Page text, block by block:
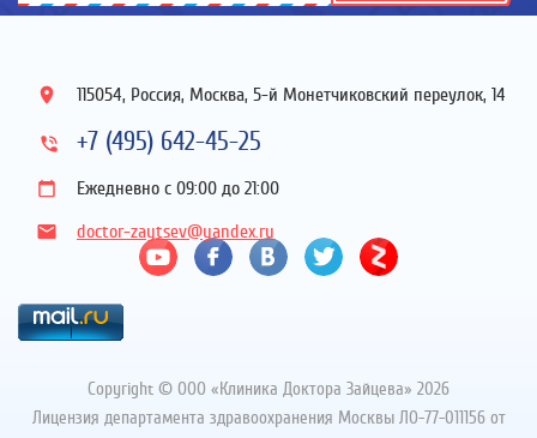
115054, Россия, Москва, 5-й Монетчиковский переулок, 14
+7 (495) 642-45-25
Ежедневно с 09:00 до 21:00
doctor-zaytsev@yandex.ru
Copyright © ООО «Клиника Доктора Зайцева» 2026
Лицензия департамента здравоохранения Москвы ЛО-77-011156 от